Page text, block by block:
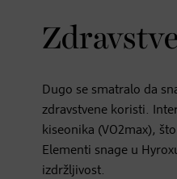
Dugo se smatralo da
zdravstvene koristi.
kiseonika (VO2max),
Elementi snage u
izdržljivost.